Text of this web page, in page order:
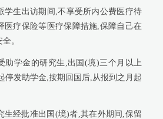
学生出访期间,不享受所内公费医疗待
医疗保险等医疗保障措施,保障自己在
。
助学金的研究生,出国(境)三个月以上
停发助学金,按期回国后,从报到之月起
生经批准出国(境)者,其在外期间,保留